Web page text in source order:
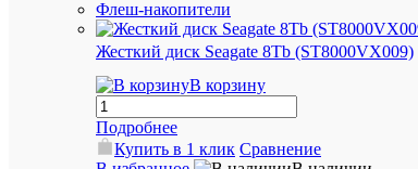
Флеш-накопители
Жесткий диск Seagate 8Tb (ST8000VX009)
В корзину
Подробнее
Купить в 1 клик Сравнение